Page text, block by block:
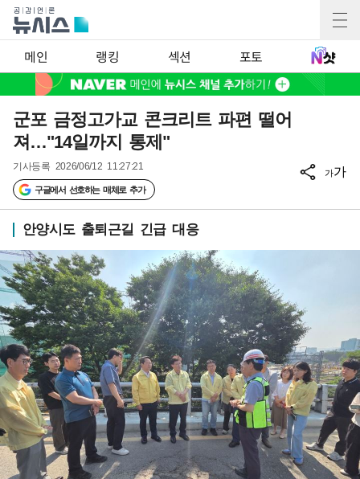
메인 랭킹 섹션 포토
군포 금정고가교 콘크리트 파편 떨어
져…"14일까지 통제"
기사등록 2026/06/12 11:27:21
구글에서 선호하는 매체로 추가
가가
안양시도 출퇴근길 긴급 대응